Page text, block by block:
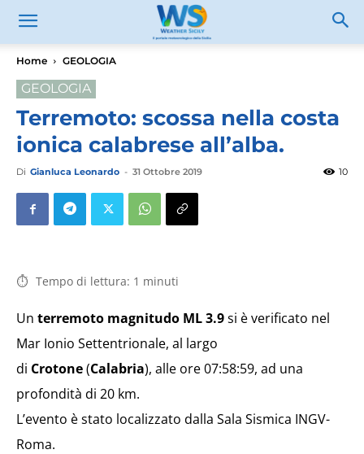
Home GEOLOGIA
GEOLOGIA
Terremoto: scossa nella costa
ionica calabrese all’alba.
Di Gianluca Leonardo - 31 Ottobre 2019 10
Tempo di lettura: 1 minuti
Un terremoto magnitudo ML 3.9si è verificato nel
Mar Ionio Settentrionale, al largo
di Crotone(Calabria), alle ore 07:58:59, ad una
profondità di 20 km.
L’evento è stato localizzato dalla Sala Sismica INGV-
Roma.